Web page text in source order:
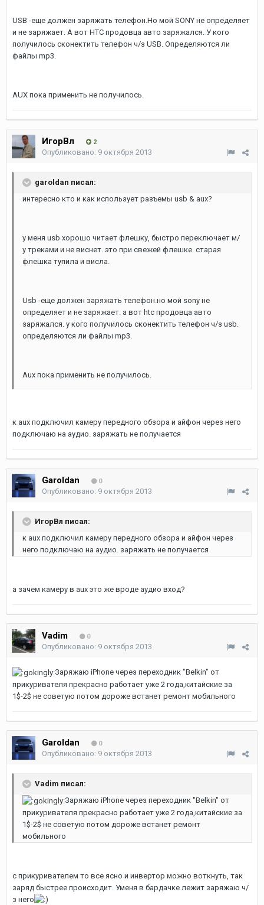
USB -еще должен заряжать телефон.Но мой SONY не определяет
и не заряжает. А вот HTC продовца авто заряжался. У кого
получилось сконектить телефон ч/з USB. Определяются ли
файлы mp3.
AUX пока применить не получилось.
ИгорВл 2
Опубликовано: 9 октября 2013
garoldan писал:
интересно кто и как использует разъемы usb & aux?
у меня usb хорошо читает флешку, быстро переключает м/
у треками и не виснет. это при свежей флешке. старая
флешка тупила и висла.
Usb -еще должен заряжать телефон.но мой sony не
определяет и не заряжает. а вот htc продовца авто
заряжался. у кого получилось сконектить телефон ч/з usb.
определяются ли файлы mp3.
Aux пока применить не получилось.
к aux подключил камеру передного обзора и айфон через него
подключаю на аудио. заряжать не получается
Garoldan 0
Опубликовано: 9 октября 2013
ИгорВл писал:
к aux подключил камеру передного обзора и айфон через
него подключаю на аудио. заряжать не получается
а зачем камеру в aux это же вроде аудио вход?
Vadim 0
Опубликовано: 9 октября 2013
Заряжаю iPhone через переходник "Belkin" от
прикуривателя прекрасно работает уже 2 года,китайские за
1$-2$ не советую потом дороже встанет ремонт мобильного
Garoldan 0
Опубликовано: 9 октября 2013
Vadim писал:
Заряжаю iPhone через переходник "Belkin" от
прикуривателя прекрасно работает уже 2 года,китайские за
1$-2$ не советую потом дороже встанет ремонт
мобильного
с прикуривателем то все ясно и инвертор можно воткнуть, так
заряд быстрее происходит. Уменя в бардачке лежит заряжаю ч/
з него